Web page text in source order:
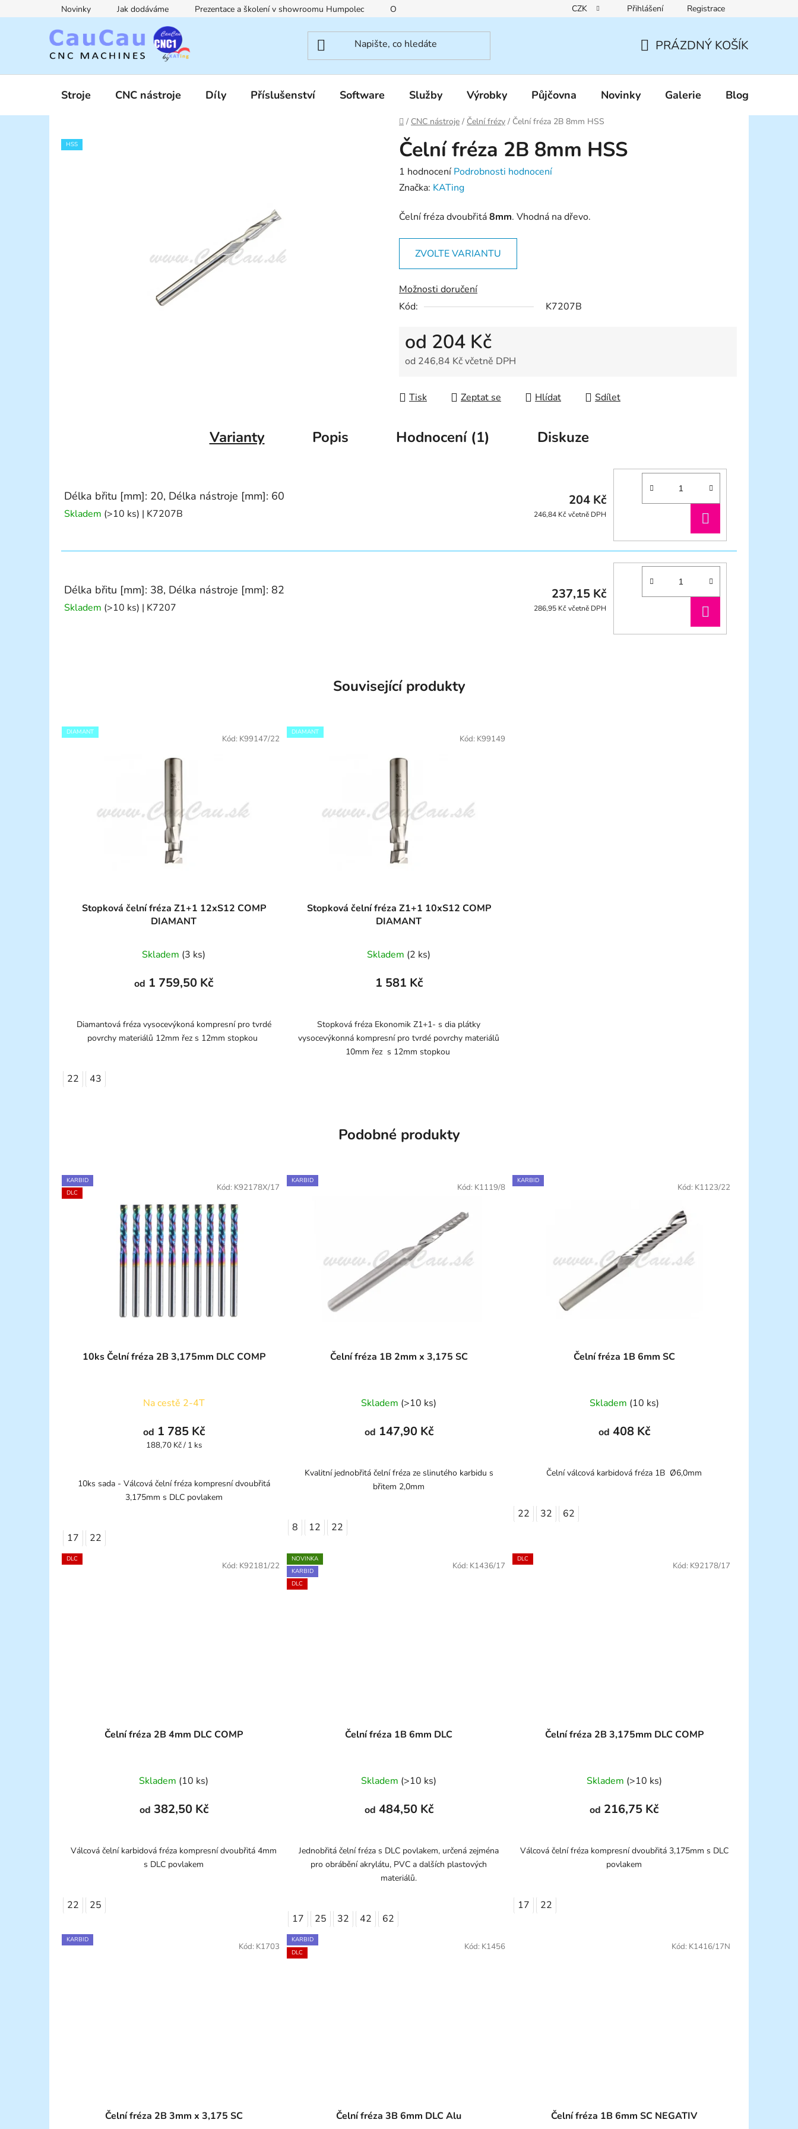
na
Novinky Jak dodáváme Prezentace a školení v showroomu Humpolec O nás Reklamační řád Pravidla zákaznických slev
CZK Přihlášení Registrace
KOŠÍK
PRÁZDNÝ KOŠÍK
Stroje CNC nástroje Díly Příslušenství Software Služby Výrobky Půjčovna Novinky Galerie Blog
Domů
/ CNC nástroje / Čelní frézy / Čelní fréza 2B 8mm HSS
Čelní fréza 2B 8mm HSS
Průměrné
hodnocení
je
1,0
5
hvězdiček.
1 hodnocení Podrobnosti hodnocení
Značka: KATing
Čelní fréza dvoubřitá8mm. Vhodná na dřevo.
ZVOLTE VARIANTU
Možnosti doručení
Kód:
K7207B
od 204 Kč
od 246,84 Kčvčetně DPH
Tisk
Zeptat se Hlídat Sdílet
HSS
Varianty Popis Hodnocení (1) Diskuze
Délka břitu [mm]: 20, Délka nástroje [mm]: 60
Skladem (>10 ks) | K7207B
204 Kč
246,84 Kč včetně DPH
KOŠÍKU
Délka břitu [mm]: 38, Délka nástroje [mm]: 82
Skladem (>10 ks) | K7207
237,15 Kč
286,95 Kč včetně DPH
KOŠÍKU
Související produkty
DIAMANT
Stopková čelní fréza Z1+1 12xS12 COMP
DIAMANT
Skladem (3 ks)
od 1 759,50 Kč
Diamantová fréza vysocevýkoná kompresní pro tvrdé
povrchy materiálů 12mm řez s 12mm stopkou
22 43
Kód: K99147/22
DIAMANT
Stopková čelní fréza Z1+1 10xS12 COMP
DIAMANT
Skladem (2 ks)
1 581 Kč
Stopková fréza Ekonomik Z1+1- s dia plátky
vysocevýkonná kompresní pro tvrdé povrchy materiálů
10mm řez s 12mm stopkou
Kód: K99149
Podobné produkty
KARBID
DLC
10ks Čelní fréza 2B 3,175mm DLC COMP
Na cestě 2-4T
od 1 785 Kč
Měrná
188,70 Kč / 1 ks
10ks sada - Válcová čelní fréza kompresní dvoubřitá
3,175mm s DLC povlakem
17 22
Kód: K92178X/17
KARBID
Čelní fréza 1B 2mm x 3,175 SC
Skladem (>10 ks)
od 147,90 Kč
Kvalitní jednobřitá čelní fréza ze slinutého karbidu s
břitem 2,0mm
8 12 22
Kód: K1119/8
KARBID
Čelní fréza 1B 6mm SC
Skladem (10 ks)
od 408 Kč
Čelní válcová karbidová fréza 1B Ø6,0mm
22 32 62
Kód: K1123/22
DLC
Čelní fréza 2B 4mm DLC COMP
Skladem (10 ks)
od 382,50 Kč
Válcová čelní karbidová fréza kompresní dvoubřitá 4mm
s DLC povlakem
22 25
Kód: K92181/22
NOVINKA
KARBID
DLC
Čelní fréza 1B 6mm DLC
Skladem (>10 ks)
od 484,50 Kč
Jednobřitá čelní fréza s DLC povlakem, určená zejména
pro obrábění akrylátu, PVC a dalších plastových
materiálů.
17 25 32 42 62
Kód: K1436/17
DLC
Čelní fréza 2B 3,175mm DLC COMP
Skladem (>10 ks)
od 216,75 Kč
Válcová čelní fréza kompresní dvoubřitá 3,175mm s DLC
povlakem
17 22
Kód: K92178/17
KARBID
Čelní fréza 2B 3mm x 3,175 SC
Kód: K1703
KARBID
DLC
Čelní fréza 3B 6mm DLC Alu
Kód: K1456
Čelní fréza 1B 6mm SC NEGATIV
Kód: K1416/17N